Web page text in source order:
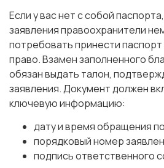
Если у вас нет с собой
заявления правоохранители
потребовать принести
право. Взамен заполненного
обязан выдать талон,
заявления. Документ должен
ключевую информацию:
дату и время обращения
порядковый номер
подпись ответственного